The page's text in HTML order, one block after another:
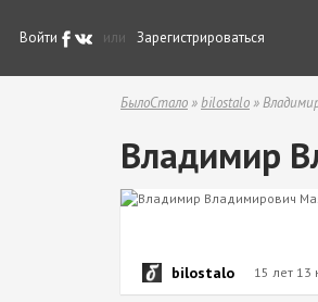
Войти или Зарегистрироваться
БылоСтало »bilostalo »
Владимир
bilostalo 15 лет 13